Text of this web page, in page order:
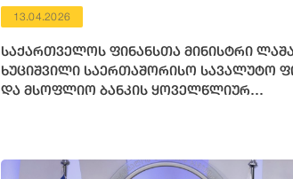
13.04.2026
საქართველოს ფინანსთა მინისტრი
ხუციშვილი საერთაშორისო სავალუტო
და მსოფლიო ბანკის ყოველწლიურ